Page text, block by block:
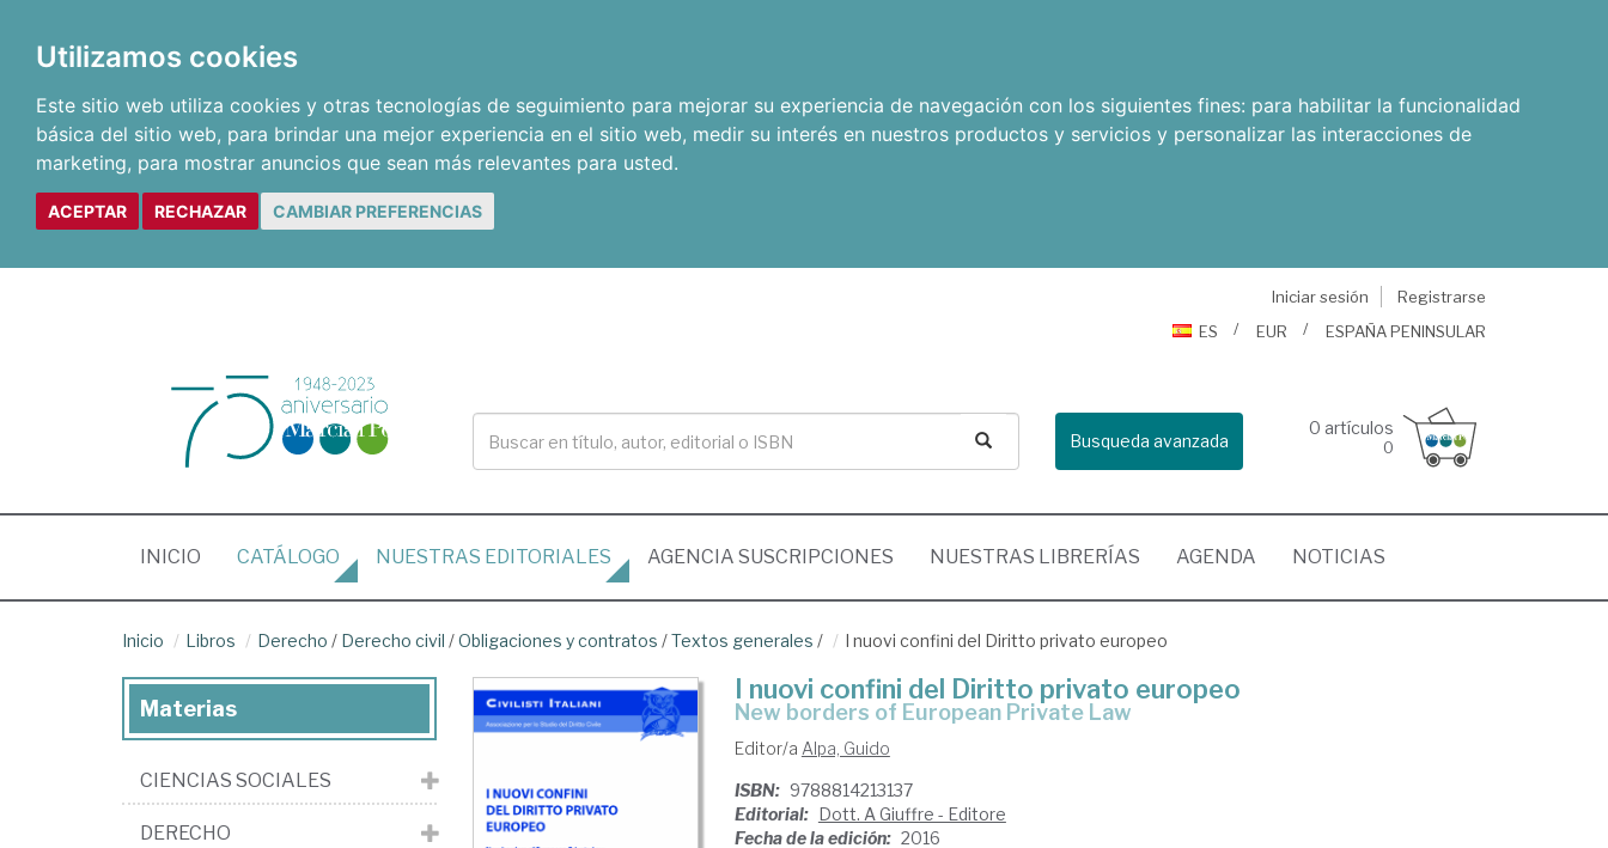
Utilizamos cookies
Este sitio web utiliza cookies y otras tecnologías de seguimiento para mejorar su experiencia de navegación con los siguientes fines: para habilitar la funcionalidad
básica del sitio web, para brindar una mejor experiencia en el sitio web, medir su interés en nuestros productos y servicios y personalizar las interacciones de
marketing, para mostrar anuncios que sean más relevantes para usted.
ACEPTAR RECHAZAR CAMBIAR PREFERENCIAS
Iniciar sesión
Registrarse
ES
EUR ESPAÑA PENINSULAR
Busqueda avanzada
0 artículos
0
INICIO (CURRENT)
CATÁLOGO NUESTRAS EDITORIALES AGENCIA SUSCRIPCIONES NUESTRAS LIBRERÍAS AGENDA NOTICIAS
Inicio Libros Derecho / Derecho civil /Obligaciones y contratos /Textos generales / I nuovi confini del Diritto privato europeo
I nuovi confini del Diritto privato europeo
new borders of European Private Law
Editor/a Alpa, Guido
ISBN: 9788814213137
Editorial: Dott. A Giuffre - Editore
Fecha de la edición: 2016
Materias
CIENCIAS SOCIALES
DERECHO